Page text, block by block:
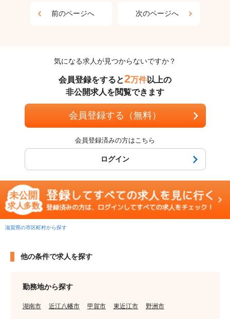
前のページへ 次のページへ
気になる求人が見つからないですか？
会員登録をすると2万件以上の
非公開求人を閲覧できます
会員登録する（無料）
会員登録済みの方はこちら
ログイン
滋賀県の市区町村から探す
他の条件で求人を探す
勤務地から探す
湖南市 近江八幡市 甲賀市 東近江市 野洲市